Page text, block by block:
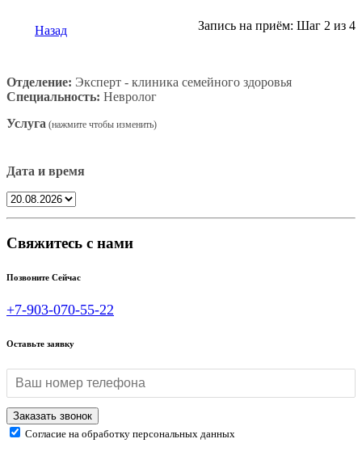
Назад Запись на приём: Шаг 2 из 4
Отделение: Эксперт - клиника семейного здоровья
Специальность: Невролог
Услуга
Дата и время
Свяжитесь с нами
Позвоните Сейчас
+7-903-070-55-22
Оставьте заявку
Согласие на обработку персональных данных